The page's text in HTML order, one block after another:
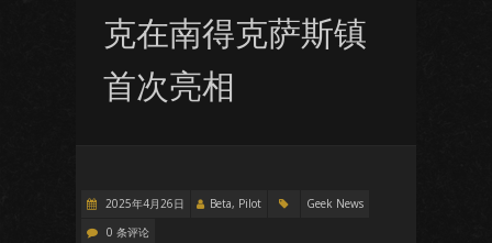
克在南得克萨斯镇
首次亮相
2025年4月26日 Beta, Pilot
Geek News
0 条评论